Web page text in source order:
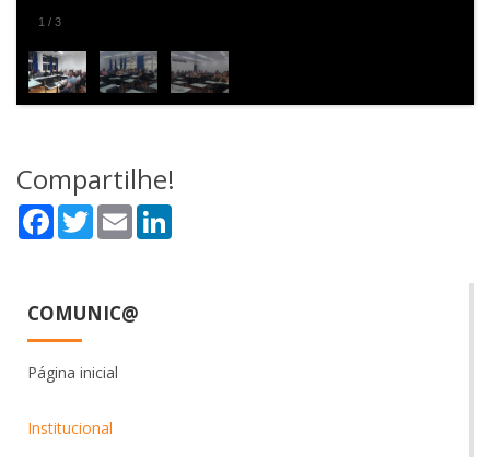
2 / 3
Compartilhe!
Facebook
TwitterEmail
COMUNIC@
Página inicial
Institucional